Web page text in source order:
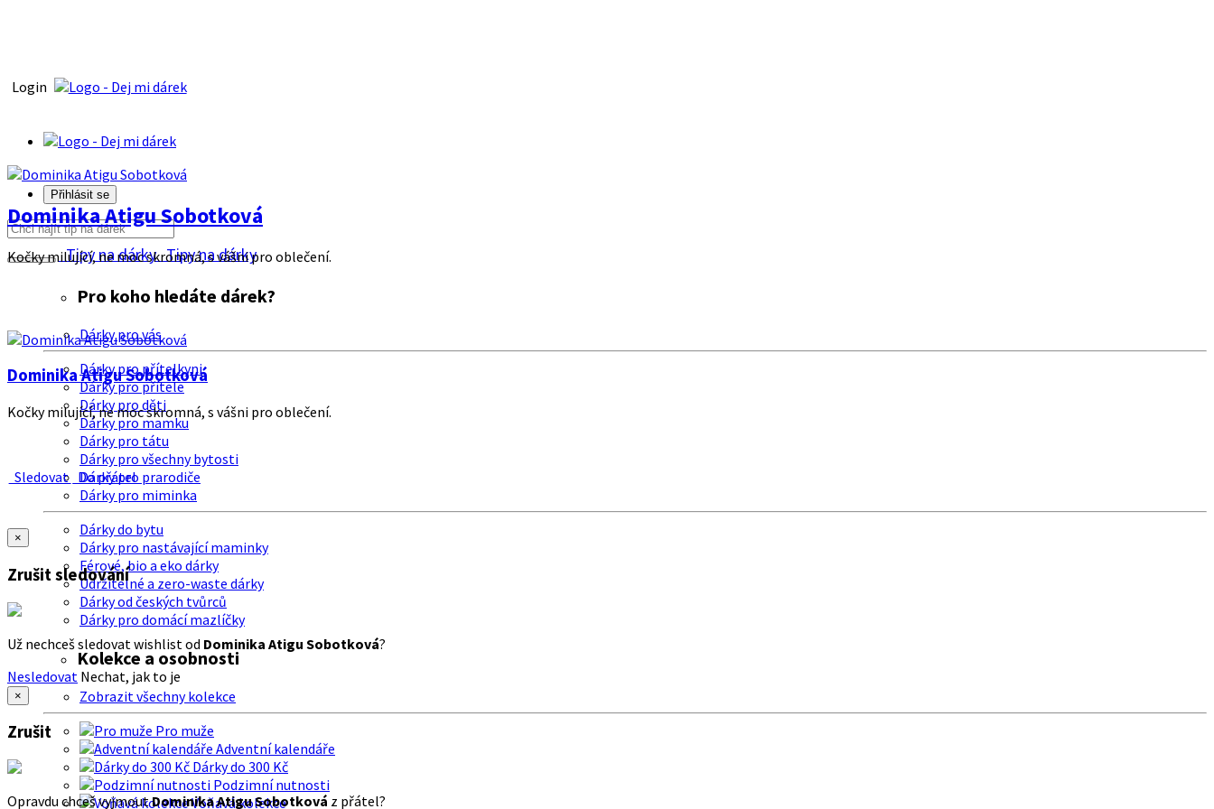
Login
Přihlásit se
Tipy na dárkyTipy na dárky
Pro koho hledáte dárek?
Dárky pro vás
Dárky pro přítelkyni
Dárky pro přítele
Dárky pro děti
Dárky pro mamku
Dárky pro tátu
Dárky pro všechny bytosti
Dárky pro prarodiče
Dárky pro miminka
Dárky do bytu
Dárky pro nastávající maminky
Férové, bio a eko dárky
Udržitelné a zero-waste dárky
Dárky od českých tvůrců
Dárky pro domácí mazlíčky
Kolekce a osobnosti
Zobrazit všechny kolekce
Pro muže
Adventní kalendáře
Dárky do 300 Kč
Podzimní nutnosti
Voňavá kolekce
Dominika Atigu Sobotková
Kočky milující, ne moc skromná, s vášni pro oblečení.
Dominika Atigu Sobotková
Kočky milující, ne moc skromná, s vášni pro oblečení.
Sledovat Do přátel
×
Zrušit sledování
Už nechceš sledovat wishlist od Dominika Atigu Sobotková?
Nesledovat Nechat, jak to je
×
Zrušit
Opravdu chceš vyjmoutDominika Atigu Sobotková z přátel?